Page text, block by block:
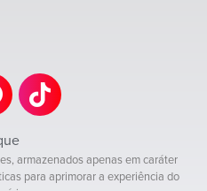
armazenados apenas em caráter
para aprimorar a experiência do